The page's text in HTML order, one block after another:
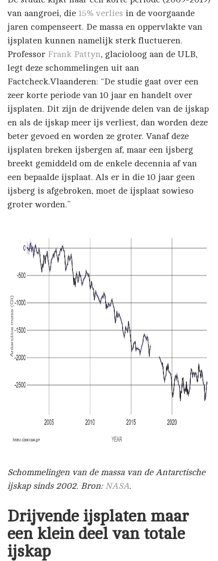
van aangroei, die 15% verlies in de voorgaande
jaren compenseert. De massa en oppervlakte van
ijsplaten kunnen namelijk sterk fluctueren.
Professor Frank Pattyn, glacioloog aan de ULB,
legt deze schommelingen uit aan
Factcheck.Vlaanderen: “De studie gaat over een
zeer korte periode van 10 jaar en handelt over
ijsplaten. Dit zijn de drijvende delen van de ijskap
en als de ijskap meer ijs verliest, dan worden deze
beter gevoed en worden ze groter. Vanaf deze
ijsplaten breken ijsbergen af, maar een ijsberg
breekt gemiddeld om de enkele decennia af van
een bepaalde ijsplaat. Als er in die 10 jaar geen
ijsberg is afgebroken, moet de ijsplaat sowieso
groter worden.”
Schommelingen van de massa van de Antarctische
ijskap sinds 2002. Bron: NASA.
Drijvende ijsplaten maar
een klein deel van totale
ijskap